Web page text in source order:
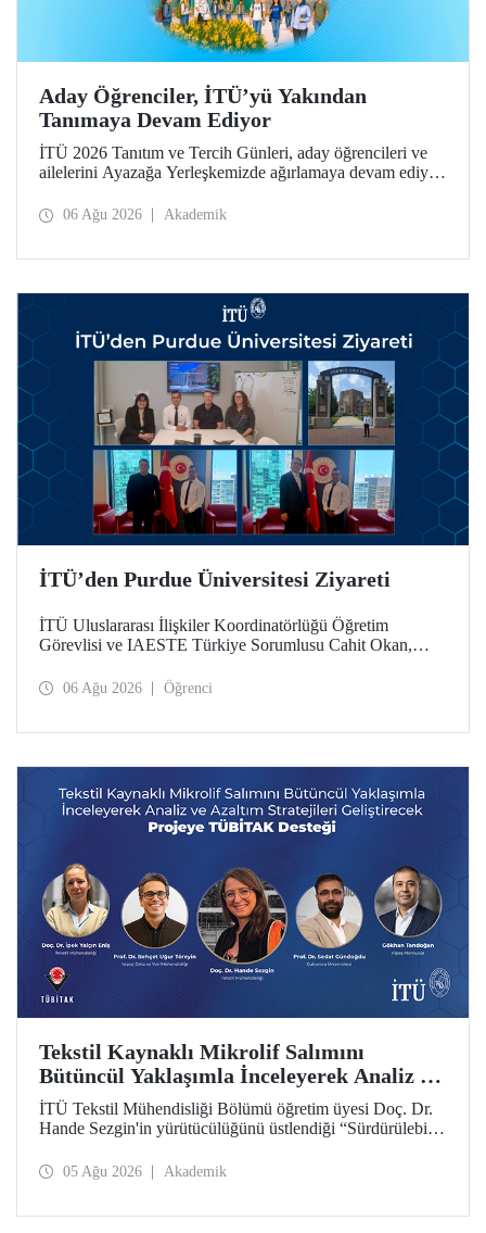
Aday Öğrenciler, İTÜ’yü Yakından
Tanımaya Devam Ediyor
İTÜ 2026 Tanıtım ve Tercih Günleri, aday öğrencileri ve
ailelerini Ayazağa Yerleşkemizde ağırlamaya devam ediyor.
ilgili fakülte ve birimler adaylara bilgi vermeye devam
06 Ağu 2026 Akademik
İTÜ’den Purdue Üniversitesi Ziyareti
İTÜ Uluslararası İlişkiler Koordinatörlüğü Öğretim
Görevlisi ve IAESTE Türkiye Sorumlusu Cahit Okan,
Temmuz tarihlerinde ABD’de dünyanın önde gelen
06 Ağu 2026 Öğrenci
Tekstil Kaynaklı Mikrolif Salımını
Bütüncül Yaklaşımla İnceleyerek Analiz ve
Azaltım Stratejileri Geliştirecek Projeye
TÜBİTAK Desteği
İTÜ Tekstil Mühendisliği Bölümü öğretim üyesi Doç. Dr.
Hande Sezgin'in yürütücülüğünü üstlendiği “Sürdürülebilir
Koşullarına Bağlı Mikrolif Salımı: Aşınma, UV Maruziyeti
05 Ağu 2026 Akademik